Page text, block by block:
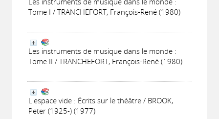
Tome I / TRANCHEFORT, François-René (1980)
Les instruments de musique dans le monde :
Tome II / TRANCHEFORT, François-René (1980)
L'espace vide : Écrits sur le théâtre / BROOK,
Peter (1925-) (1977)